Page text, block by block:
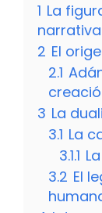
1 La
2 El
2.1
3 La
3.1 La
3.1.1
3.2 El